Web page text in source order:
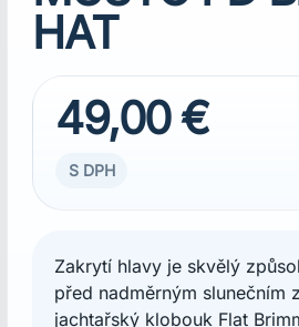
HAT
49,00 €
S DPH
Zakrytí hlavy je skvělý
před nadměrným slunečním
jachtařský klobouk Flat